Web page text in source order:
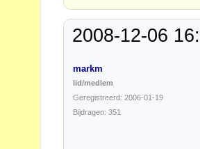
2008-12-06
markm
lid/medlem
Geregistreerd: 2006-01-19
Bijdragen: 351